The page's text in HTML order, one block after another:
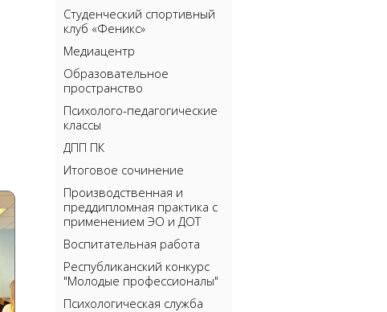
Cтуденческий спортивный
клуб «Феникс»
Медиацентр
Образовательное
пространство
Психолого-педагогические
классы
ДПП ПК
Итоговое сочинение
Производственная и
преддипломная практика с
применением ЭО и ДОТ
Воспитательная работа
Республиканский конкурс
"Молодые профессионалы"
Психологическая служба